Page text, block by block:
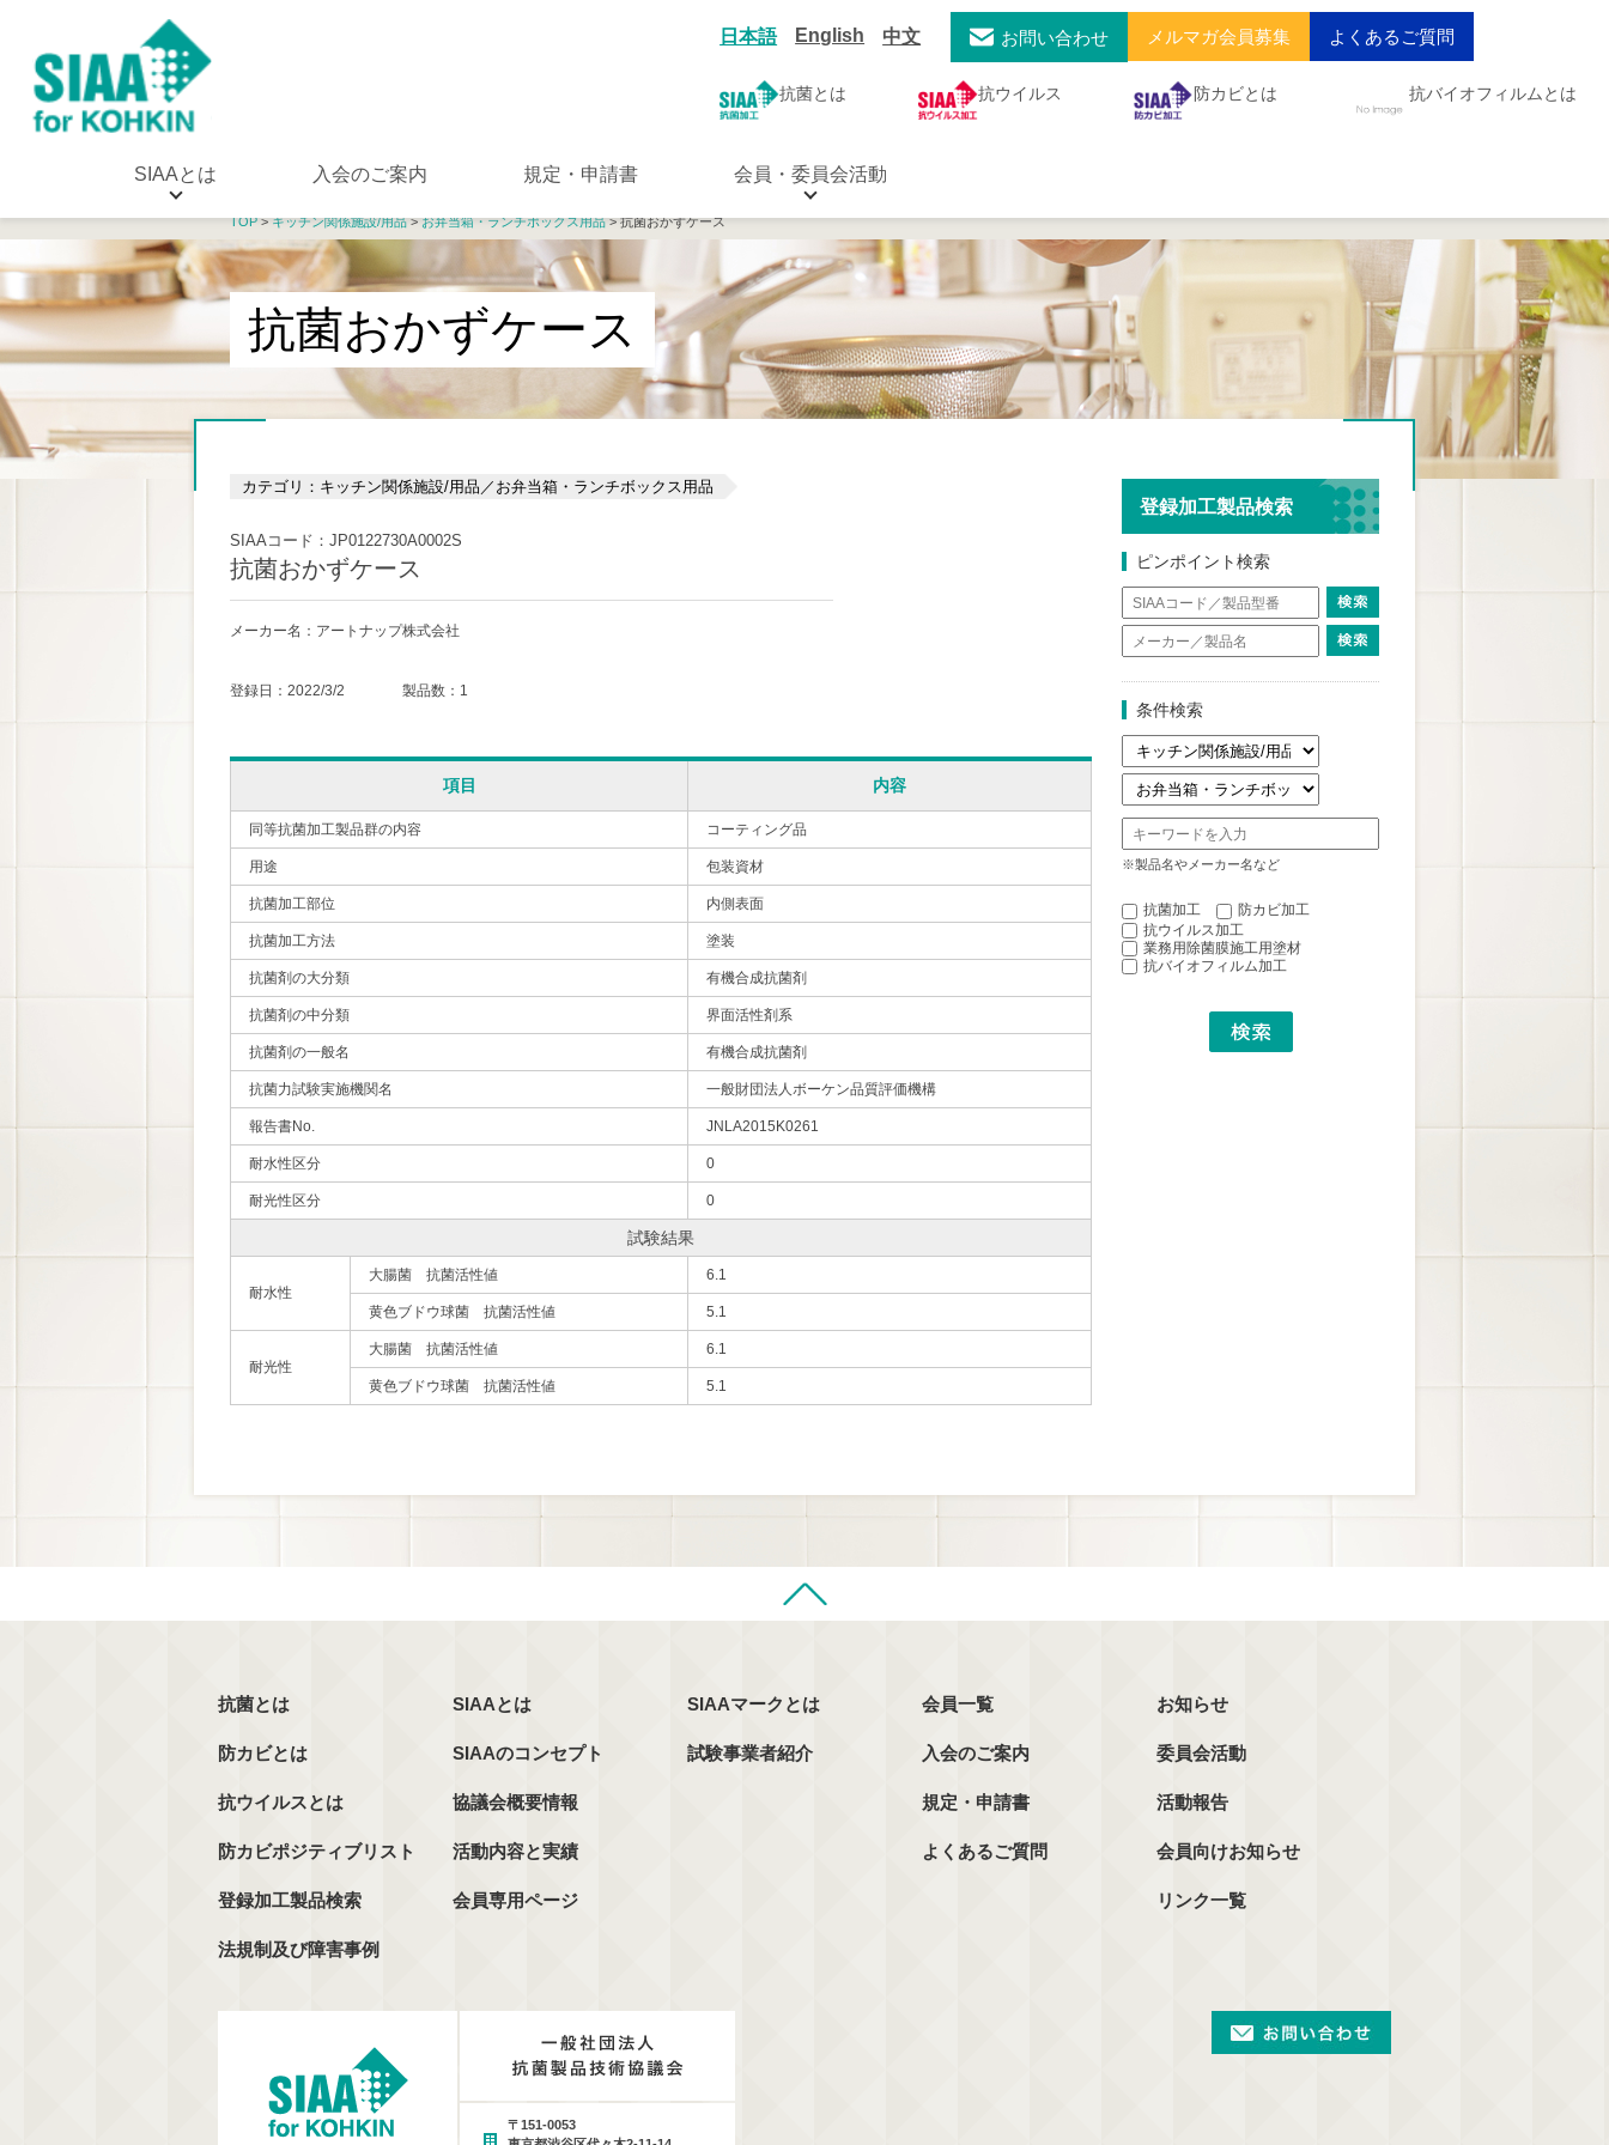
日本語 English 中文 お問い合わせ メルマガ会員募集 よくあるご質問
抗菌とは 抗ウイルス 防カビとは 抗バイオフィルムとは
SIAAとは 入会のご案内 規定・申請書 会員・委員会活動
TOP>キッチン関係施設/用品>お弁当箱・ランチボックス用品> 抗菌おかずケース
抗菌おかずケース
カテゴリ：キッチン関係施設/用品／お弁当箱・ランチボックス用品
SIAAコード：JP0122730A0002S
抗菌おかずケース
メーカー名：アートナップ株式会社
登録日：2022/3/2 製品数：1
項目 内容
同等抗菌加工製品群の内容 コーティング品
用途 包装資材
抗菌加工部位 内側表面
抗菌加工方法 塗装
抗菌剤の大分類 有機合成抗菌剤
抗菌剤の中分類 界面活性剤系
抗菌剤の一般名 有機合成抗菌剤
抗菌力試験実施機関名 一般財団法人ボーケン品質評価機構
報告書No. JNLA2015K0261
耐水性区分 0
耐光性区分 0
試験結果
耐水性
大腸菌 抗菌活性値 6.1
黄色ブドウ球菌 抗菌活性値 5.1
耐光性
大腸菌 抗菌活性値 6.1
黄色ブドウ球菌 抗菌活性値 5.1
登録加工製品検索
ピンポイント検索
条件検索
※製品名やメーカー名など
抗菌加工
防カビ加工
抗ウイルス加工
業務用除菌膜施工用塗材
抗バイオフィルム加工
抗菌とは
防カビとは
抗ウイルスとは
防カビポジティブリスト
登録加工製品検索
法規制及び障害事例
SIAAとは
SIAAのコンセプト
協議会概要情報
活動内容と実績
会員専用ページ
SIAAマークとは
試験事業者紹介
会員一覧
入会のご案内
規定・申請書
よくあるご質問
お知らせ
委員会活動
活動報告
会員向けお知らせ
リンク一覧
〒151-0053